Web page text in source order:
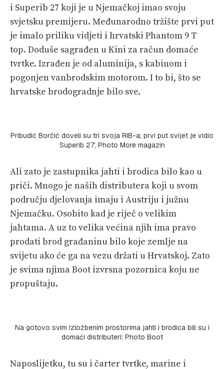
i Superib 27 koji je u Njemačkoj imao svoju
svjetsku premijeru. Međunarodno tržište prvi put
je imalo priliku vidjeti i hrvatski Phantom 9 T
top. Doduše sagrađen u Kini za račun domaće
tvrtke. Izrađen je od aluminija, s kabinom i
pogonjen vanbrodskim motorom. I to bi, što se
hrvatske brodogradnje bilo sve.
Pribudić Borčić doveli su tri svoja RIB-a; prvi put svijet je vidio
Superib 27; Photo More magazin
Ali zato je zastupnika jahti i brodica bilo kao u
priči. Mnogo je naših distributera koji u svom
području djelovanja imaju i Austriju i južnu
Njemačku. Osobito kad je riječ o velikim
jahtama. A uz to velika većina njih ima pravo
prodati brod građaninu bilo koje zemlje na
svijetu ako će ga na vezu držati u Hrvatskoj. Zato
je svima njima Boot izvrsna pozornica koju ne
propuštaju.
Na gotovo svim izložbenim prostorima jahti i brodica bili su i
domaći distributeri; Photo Boot
Naposlijetku, tu su i čarter tvrtke, marine i